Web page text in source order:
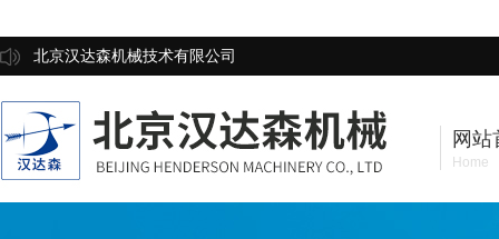
北京汉达森机械技术有限公司
网站
Home